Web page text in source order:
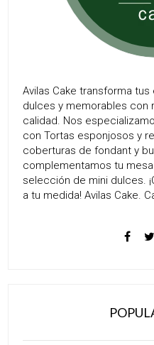
Avilas Cake transforma
dulces y memorables con
calidad. Nos
con Tortas esponjosos y
coberturas de fondant y
complementamos tu
selección de mini dulces.
a tu medida! Avilas Cake.